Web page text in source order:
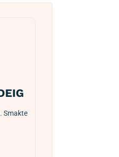
Smakte